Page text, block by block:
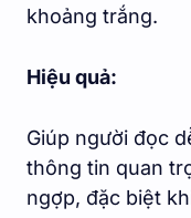
khoảng trắng.
Hiệu quả:
Giúp người đọc
thông tin quan
ngợp, đặc biệt